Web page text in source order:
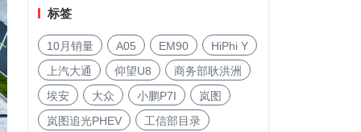
标签
10月销量 A05 EM90
HiPhi Y
上汽大通
仰望U8
商务部耿洪洲
埃安
大众 小鹏P7I
岚图
岚图追光PHEV
工信部目录